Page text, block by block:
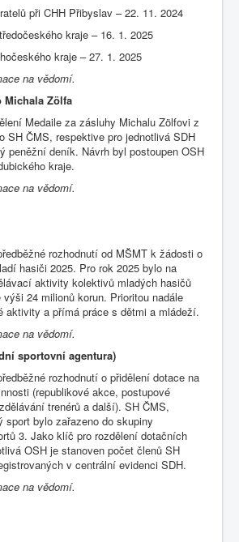
při CHH Přibyslav – 22. 11. 2024
kraje – 16. 1. 2025
kraje – 27. 1. 2025
na vědomí.
Michala Zölfa
Medaile za zásluhy Michalu Zölfovi z
SH ČMS, respektive pro jednotlivá SDH
peněžní deník. Návrh byl postoupen OSH
kraje.
na vědomí.
rozhodnutí od MŠMT k žádosti o
hasiči 2025. Pro rok 2025 bylo na
aktivity kolektivů mladých hasičů
24 milionů korun. Prioritou nadále
aktivity a přímá práce s dětmi a mládeží.
na vědomí.
sportovní agentura)
rozhodnutí o přidělení dotace na
(republikové akce, postupové
trenérů a další). SH ČMS,
sport bylo zařazeno do skupiny
3. Jako klíč pro rozdělení dotačních
OSH je stanoven počet členů SH
v centrální evidenci SDH.
na vědomí.